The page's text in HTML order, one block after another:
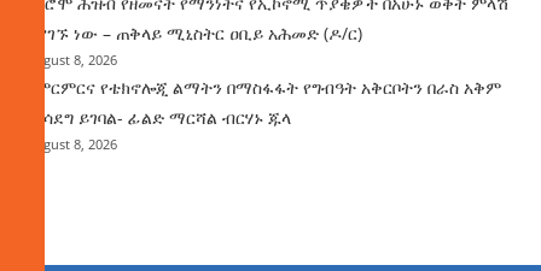
እያገኙ ነው – ጠቅላይ ሚኒስትር ዐቢይ አሕመድ (ዶ/ር)
August 8, 2026
የምርምርና የቴክኖሎጂ ልማትን በማስፋፋት የግብዓት አቅርቦትን በራስ አቅም
ማሳደግ ይገባል- ፊልድ ማርሻል ብርሃኑ ጁላ
August 8, 2026